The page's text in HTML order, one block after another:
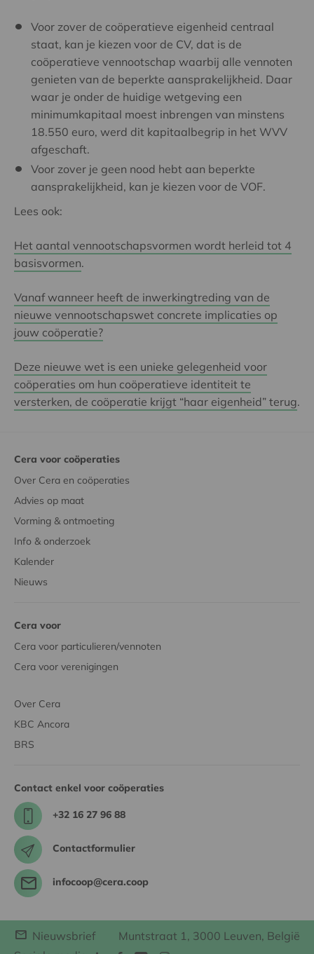
Voor zover de coöperatieve eigenheid centraal
staat, kan je kiezen voor de CV, dat is de
coöperatieve vennootschap waarbij alle vennoten
genieten van de beperkte aansprakelijkheid. Daar
waar je onder de huidige wetgeving een
minimumkapitaal moest inbrengen van minstens
18.550 euro, werd dit kapitaalbegrip in het WVV
afgeschaft.
Voor zover je geen nood hebt aan beperkte
aansprakelijkheid, kan je kiezen voor de VOF.
Lees ook:
Het aantal vennootschapsvormen wordt herleid tot 4
basisvormen.
Vanaf wanneer heeft de inwerkingtreding van de
nieuwe vennootschapswet concrete implicaties op
jouw coöperatie?
Deze nieuwe wet is een unieke gelegenheid voor
coöperaties om hun coöperatieve identiteit te
versterken, de coöperatie krijgt “haar eigenheid” terug.
Cera voor coöperaties
Over Cera en coöperaties
Advies op maat
Vorming & ontmoeting
Info & onderzoek
Kalender
Nieuws
Cera voor
Cera voor particulieren/vennoten
Cera voor verenigingen
Over Cera
KBC Ancora
BRS
Contact enkel voor coöperaties
+32 16 27 96 88
Contactformulier
infocoop@cera.coop
Nieuwsbrief
Muntstraat 1, 3000 Leuven, België